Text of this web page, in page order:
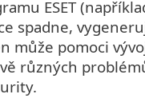
ESET
spadne,
může pomoci
různých